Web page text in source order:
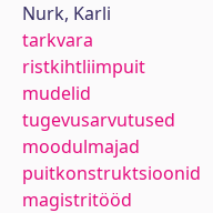
Nurk, Karli
tarkvara
ristkihtliimpuit
mudelid
tugevusarvutused
moodulmajad
puitkonstruktsioonid
magistritööd